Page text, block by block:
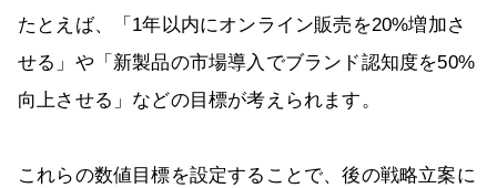
たとえば、「1年以内にオンライン販売を20%増加さ
せる」や「新製品の市場導入でブランド認知度を50%
向上させる」などの目標が考えられます。
これらの数値目標を設定することで、後の戦略立案に